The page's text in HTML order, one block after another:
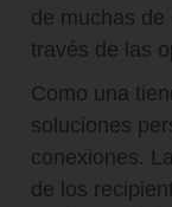
de muchas
través de las
Como una
soluciones
conexiones.
de los